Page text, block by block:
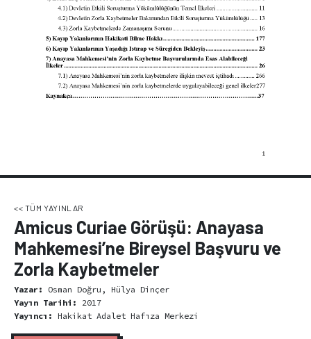
<< TÜM YAYINLAR
Amicus Curiae Görüşü: Anayasa
Mahkemesi’ne Bireysel Başvuru ve
Zorla Kaybetmeler
Yazar:
Osman Doğru, Hülya Dinçer
Yayın Tarihi:
2017
Yayıncı:
Hakikat Adalet Hafıza Merkezi